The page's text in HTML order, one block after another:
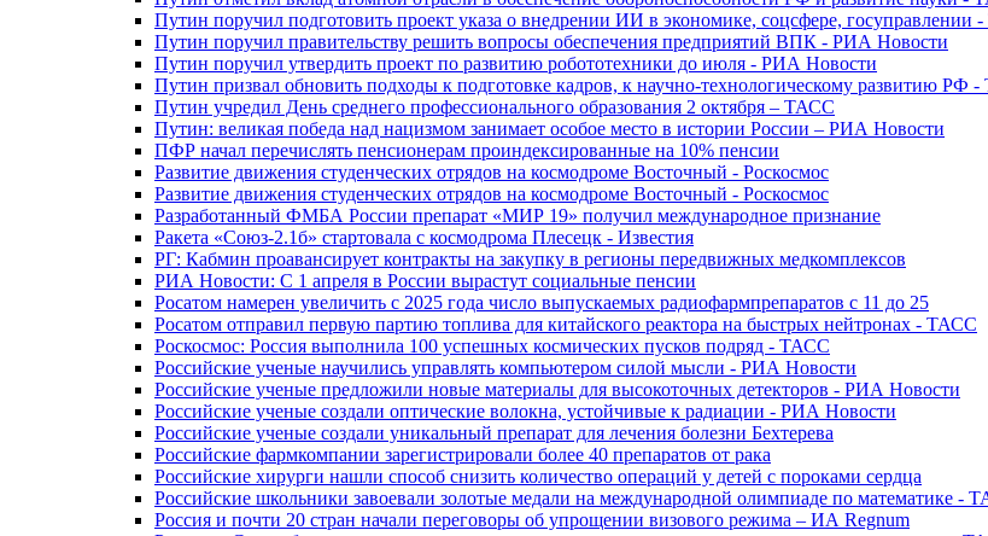
Путин поручил подготовить проект указа о внедрении ИИ в экономике, соцсфере, госуправлении
Путин поручил правительству решить вопросы обеспечения предприятий ВПК - РИА Новости
Путин поручил утвердить проект по развитию робототехники до июля - РИА Новости
Путин призвал обновить подходы к подготовке кадров, к научно-технологическому развитию РФ
Путин учредил День среднего профессионального образования 2 октября – ТАСС
Путин: великая победа над нацизмом занимает особое место в истории России – РИА Новости
ПФР начал перечислять пенсионерам проиндексированные на 10% пенсии
Развитие движения студенческих отрядов на космодроме Восточный - Роскосмос
Развитие движения студенческих отрядов на космодроме Восточный - Роскосмос
Разработанный ФМБА России препарат «МИР 19» получил международное признание
Ракета «Союз-2.1б» стартовала с космодрома Плесецк - Известия
РГ: Кабмин проавансирует контракты на закупку в регионы передвижных медкомплексов
РИА Новости: С 1 апреля в России вырастут социальные пенсии
Росатом намерен увеличить с 2025 года число выпускаемых радиофармпрепаратов с 11 до 25
Росатом отправил первую партию топлива для китайского реактора на быстрых нейтронах - ТАСС
Роскосмос: Россия выполнила 100 успешных космических пусков подряд - ТАСС
Российские ученые научились управлять компьютером силой мысли - РИА Новости
Российские ученые предложили новые материалы для высокоточных детекторов - РИА Новости
Российские ученые создали оптические волокна, устойчивые к радиации - РИА Новости
Российские ученые создали уникальный препарат для лечения болезни Бехтерева
Российские фармкомпании зарегистрировали более 40 препаратов от рака
Российские хирурги нашли способ снизить количество операций у детей с пороками сердца
Российские школьники завоевали золотые медали на международной олимпиаде по математике -
Россия и почти 20 стран начали переговоры об упрощении визового режима – ИА Regnum